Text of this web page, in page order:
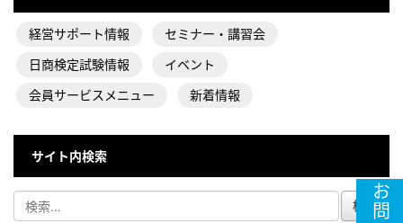
経営サポート情報
セミナー・講習会
日商検定試験情報
イベント
会員サービスメニュー
新着情報
サイト内検索